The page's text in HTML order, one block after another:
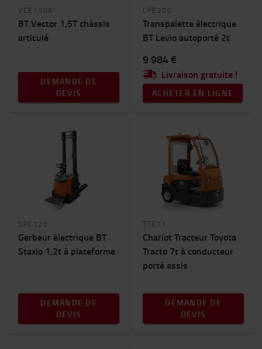
VCE150A
BT Vector 1,5T châssis
articulé
DEMANDE DE
DEVIS
LPE200
Transpalette électrique
BT Levio autoporté 2t
9 984 €
Livraison gratuite !
ACHETER EN LIGNE
SPE120
Gerbeur électrique BT
Staxio 1,2t à plateforme
DEMANDE DE
DEVIS
TTE71
Chariot Tracteur Toyota
Tracto 7t à conducteur
porté assis
DEMANDE DE
DEVIS